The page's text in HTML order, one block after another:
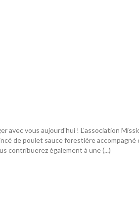
avec vous aujourd'hui ! L'association
de poulet sauce forestière
contribuerez également à une (...)